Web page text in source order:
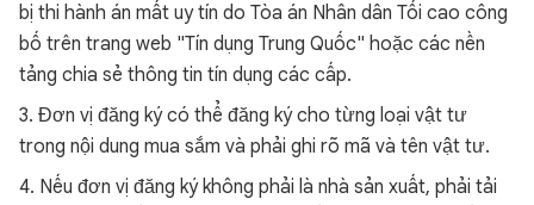
bị thi hành án mất uy tín do Tòa án Nhân dân Tối cao công
bố trên trang web "Tín dụng Trung Quốc" hoặc các nền
tảng chia sẻ thông tin tín dụng các cấp.
3. Đơn vị đăng ký có thể đăng ký cho từng loại vật tư
trong nội dung mua sắm và phải ghi rõ mã và tên vật tư.
4. Nếu đơn vị đăng ký không phải là nhà sản xuất, phải tải